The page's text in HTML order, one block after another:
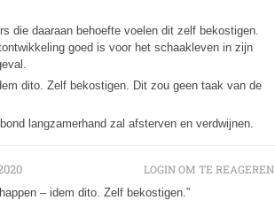
die daaraan behoefte voelen dit zelf bekostigen.
goed is voor het schaakleven in zijn
dito. Zelf bekostigen. Dit zou geen taak van de
langzamerhand zal afsterven en verdwijnen.
– idem dito. Zelf bekostigen.”
LOGIN OM TE REAGEREN